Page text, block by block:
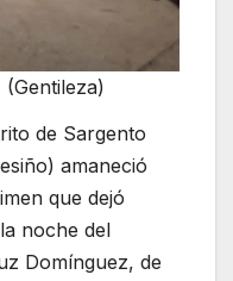
(Gentileza)
de Sargento
amaneció
que dejó
noche del
Domínguez, de